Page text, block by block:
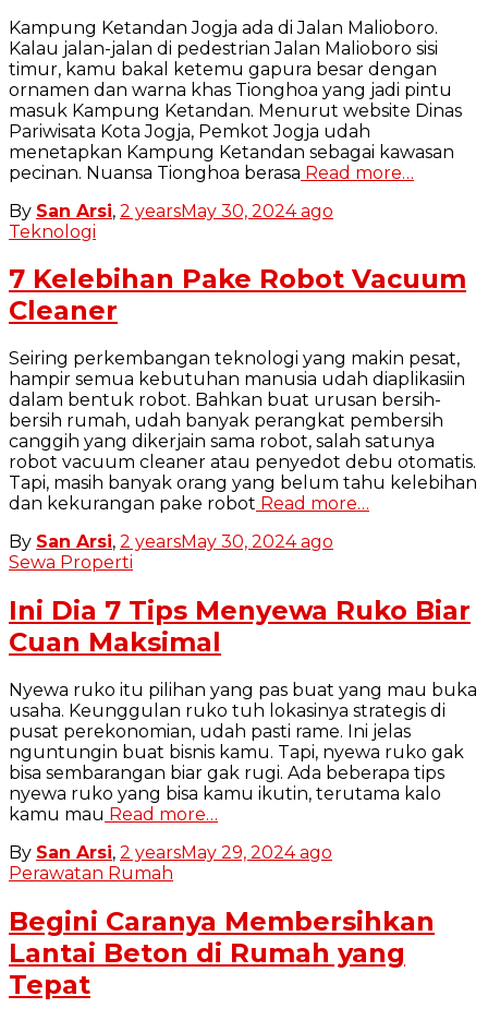
Kampung Ketandan Jogja ada di Jalan Malioboro.
Kalau jalan-jalan di pedestrian Jalan Malioboro sisi
timur, kamu bakal ketemu gapura besar dengan
ornamen dan warna khas Tionghoa yang jadi pintu
masuk Kampung Ketandan. Menurut website Dinas
Pariwisata Kota Jogja, Pemkot Jogja udah
menetapkan Kampung Ketandan sebagai kawasan
pecinan. Nuansa Tionghoa berasa Read more…
By San Arsi, 2 yearsMay 30, 2024ago
Teknologi
7 Kelebihan Pake Robot Vacuum
Cleaner
Seiring perkembangan teknologi yang makin pesat,
hampir semua kebutuhan manusia udah diaplikasiin
dalam bentuk robot. Bahkan buat urusan bersih-
bersih rumah, udah banyak perangkat pembersih
canggih yang dikerjain sama robot, salah satunya
robot vacuum cleaner atau penyedot debu otomatis.
Tapi, masih banyak orang yang belum tahu kelebihan
dan kekurangan pake robot Read more…
By San Arsi, 2 yearsMay 30, 2024ago
Sewa Properti
Ini Dia 7 Tips Menyewa Ruko Biar
Cuan Maksimal
Nyewa ruko itu pilihan yang pas buat yang mau buka
usaha. Keunggulan ruko tuh lokasinya strategis di
pusat perekonomian, udah pasti rame. Ini jelas
nguntungin buat bisnis kamu. Tapi, nyewa ruko gak
bisa sembarangan biar gak rugi. Ada beberapa tips
nyewa ruko yang bisa kamu ikutin, terutama kalo
kamu mau Read more…
By San Arsi, 2 yearsMay 29, 2024ago
Perawatan Rumah
Begini Caranya Membersihkan
Lantai Beton di Rumah yang
Tepat